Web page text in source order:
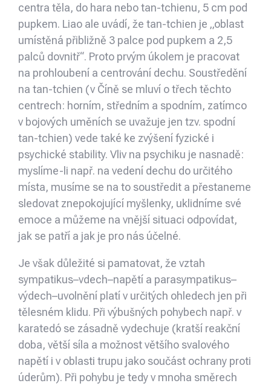
centra těla, do hara nebo tan-tchienu, 5 cm pod
pupkem. Liao ale uvádí, že tan-tchien je „oblast
umístěná přibližně 3 palce pod pupkem a 2,5
palců dovnitř“. Proto prvým úkolem je pracovat
na prohloubení a centrování dechu. Soustředění
na tan-tchien (v Číně se mluví o třech těchto
centrech: horním, středním a spodním, zatímco
v bojových uměních se uvažuje jen tzv. spodní
tan-tchien) vede také ke zvýšení fyzické i
psychické stability. Vliv na psychiku je nasnadě:
myslíme-li např. na vedení dechu do určitého
místa, musíme se na to soustředit a přestaneme
sledovat znepokojující myšlenky, uklidníme své
emoce a můžeme na vnější situaci odpovídat,
jak se patří a jak je pro nás účelné.
Je však důležité si pamatovat, že vztah
sympatikus–vdech–napětí a parasympatikus–
výdech–uvolnění platí v určitých ohledech jen při
tělesném klidu. Při výbušných pohybech např. v
karatedó se zásadně vydechuje (kratší reakční
doba, větší síla a možnost většího svalového
napětí i v oblasti trupu jako součást ochrany proti
úderům). Při pohybu je tedy v mnoha směrech